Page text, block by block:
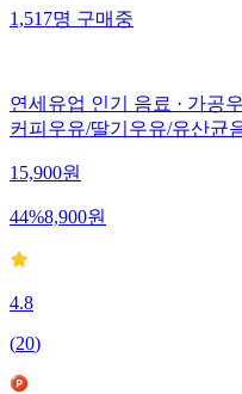
1,517명구매중
연세유업 인기 음료 · 가공
커피우유/딸기우유/유산균
15,900원
44%8,900원
4.8
(20)